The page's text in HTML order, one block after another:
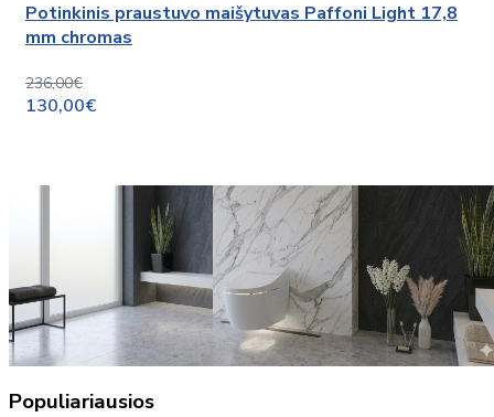
Potinkinis praustuvo maišytuvas Paffoni Light 17,8
mm chromas
236,00€
130,00€
Populiariausios